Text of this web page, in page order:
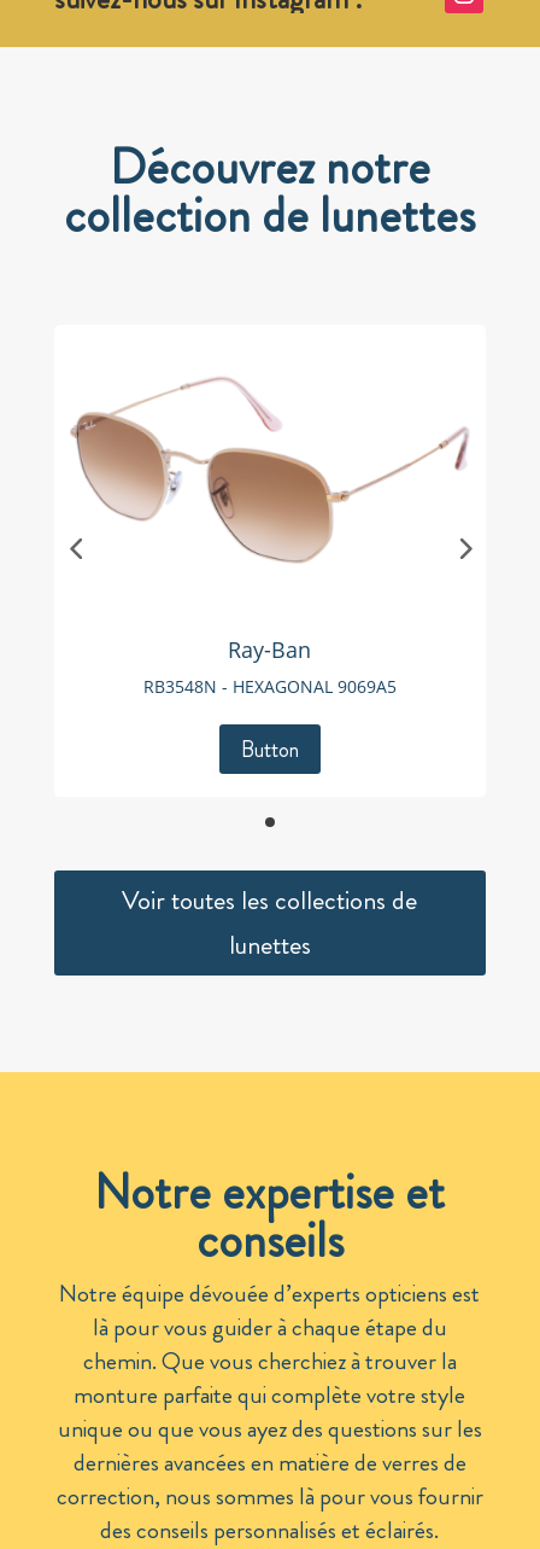
Découvrez notre
collection de lunettes
Ray-Ban
RB3548N - HEXAGONAL 9069A5
Button
Voir toutes les collections de
lunettes
Notre expertise et
conseils
Notre équipe dévouée d’experts opticiens est
là pour vous guider à chaque étape du
chemin. Que vous cherchiez à trouver la
monture parfaite qui complète votre style
unique ou que vous ayez des questions sur les
dernières avancées en matière de verres de
correction, nous sommes là pour vous fournir
des conseils personnalisés et éclairés.